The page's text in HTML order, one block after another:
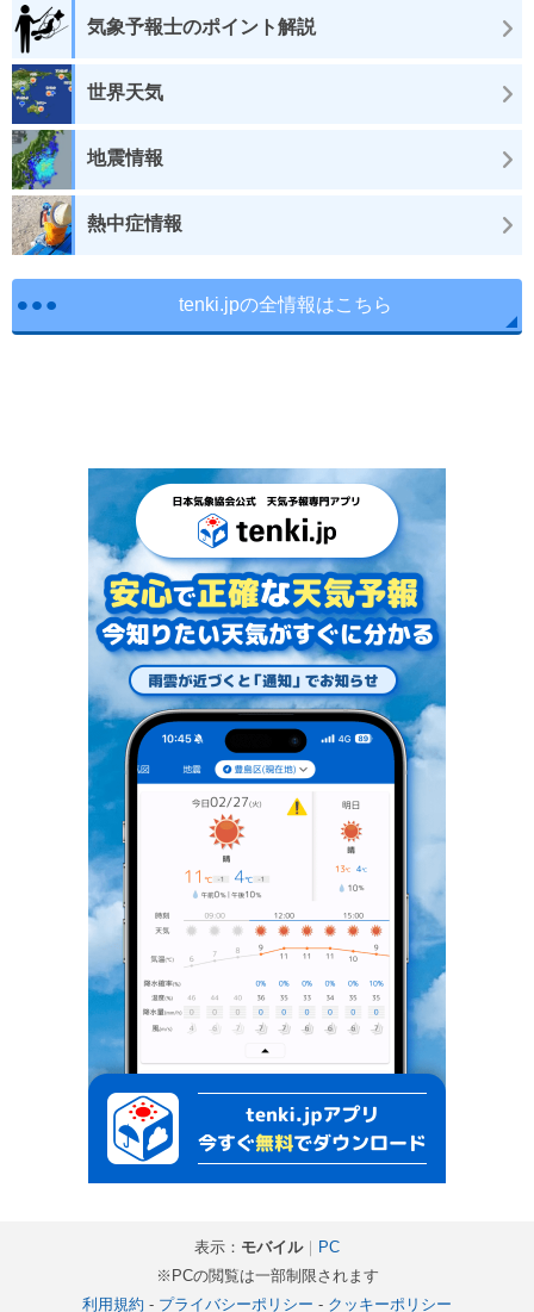
気象予報士のポイント解説
世界天気
地震情報
熱中症情報
tenki.jpの全情報はこちら
表示： モバイル｜ PC
※PCの閲覧は一部制限されます
利用規約 - プライバシーポリシー - クッキーポリシー